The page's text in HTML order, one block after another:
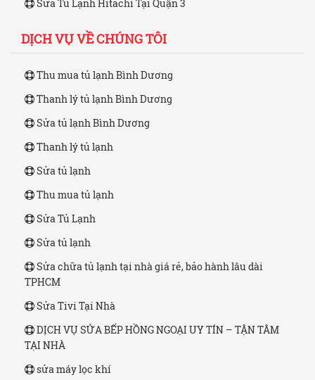
Sửa Tủ Lạnh Hitachi Tại Quận 3
DỊCH VỤ VỀ CHÚNG TÔI
Thu mua tủ lạnh Bình Dương
Thanh lý tủ lạnh Bình Dương
Sửa tủ lạnh Bình Dương
Thanh lý tủ lạnh
Sửa tủ lạnh
Thu mua tủ lạnh
Sửa Tủ Lạnh
Sửa tủ lạnh
Sửa chữa tủ lạnh tại nhà giá rẻ, bảo hành lâu dài
TPHCM
Sửa Tivi Tại Nhà
DỊCH VỤ SỬA BẾP HỒNG NGOẠI UY TÍN – TẬN TÂM
TẠI NHÀ
sửa máy lọc khí